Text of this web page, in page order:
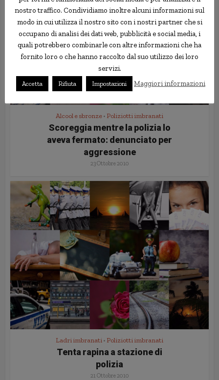
Alcool e sbronze • Poliziotti imbranati
Scoreggia mentre la polizia lo
aveva fermato: denunciato per
aggressione
23 Ottobre 2010
Ladri imbranati • Poliziotti imbranati
Tenta rapina a stazione di
polizia
21 Ottobre 2010
nostro traffico. Condividiamo inoltre alcuni informazioni sul
modo in cui utilizza il nostro sito con i nostri partner che si
occupano di analisi dei dati web, pubblicità e social media, i
quali potrebbero combinarle con altre informazioni che ha
fornito loro o che hanno raccolto dal suo utilizzo dei loro
servizi.
Accetta Rifiuta Impostazioni Maggiori informazioni